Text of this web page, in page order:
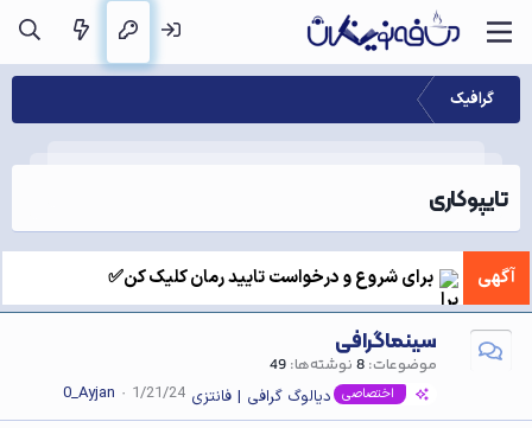
گرافیک
تایپوکاری
آگهی برای شروع و درخواست تایید رمان کلیک کن✅
سینماگرافی
موضوعات 8 نوشته‌ها 49
اختصاصی دیالوگ گرافی | فانتزی 1/21/24
0_Ayjan